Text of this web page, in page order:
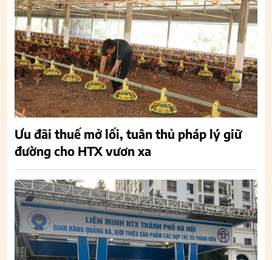
Ưu đãi thuế mở lối, tuân thủ pháp lý giữ
đường cho HTX vươn xa